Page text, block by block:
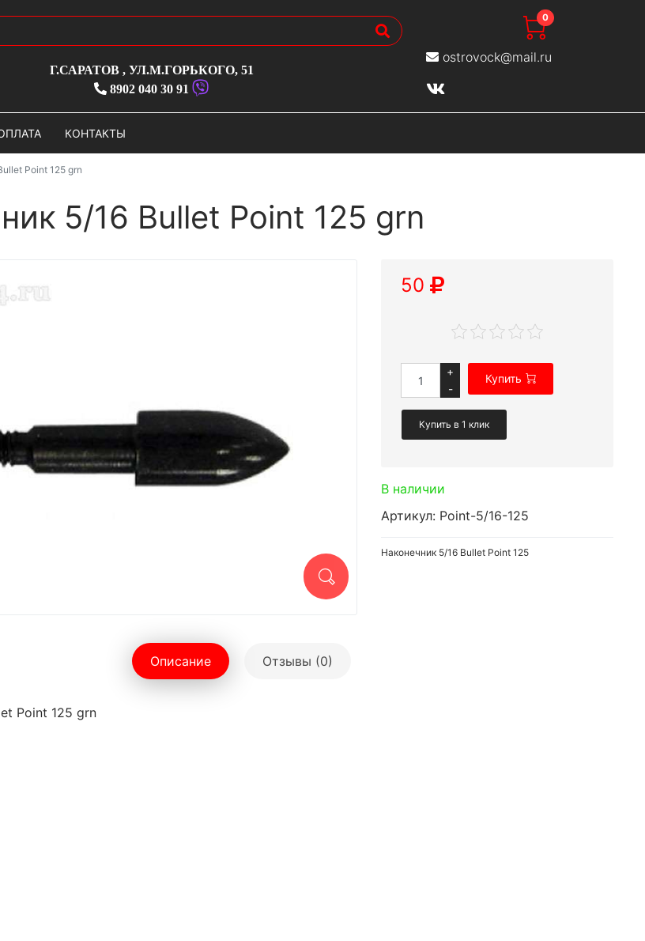
0
Г.САРАТОВ ,УЛ.М.ГОРЬКОГО, 51
8902 040 30 91
ostrovock@mail.ru
КОНТАКТЫ
Point 125 grn
5/16 Bullet Point 125 grn
50
+
-
Купить
Купить в 1 клик
В наличии
Артикул: Point-5/16-125
Наконечник 5/16 Bullet Point 125
Описание Отзывы (0)
Point 125 grn